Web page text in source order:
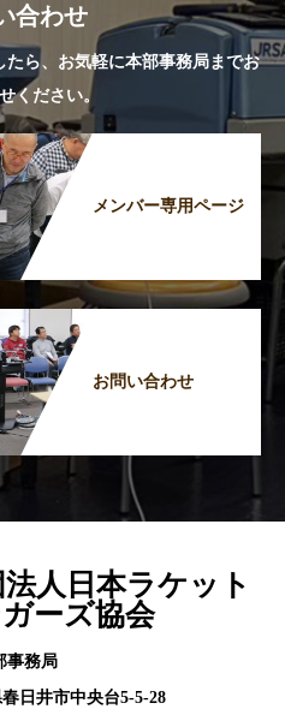
合わせ
ら、お気軽に本部事務局までお
ください。
メンバー専用ページ
お問い合わせ
人日本ラケット
ーズ協会
事務局
日井市中央台5-5-28